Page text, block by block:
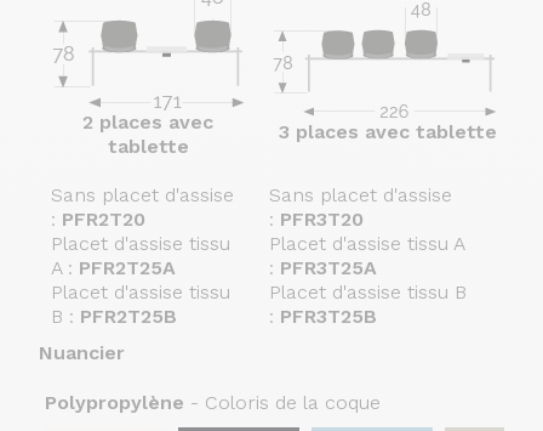
2 places avec
tablette
3 places avec tablette
Sans placet d'assise
: PFR2T20
Placet d'assise tissu
A : PFR2T25A
Placet d'assise tissu
B : PFR2T25B
Sans placet d'assise
: PFR3T20
Placet d'assise tissu A
: PFR3T25A
Placet d'assise tissu B
: PFR3T25B
Nuancier
Polypropylène - Coloris de la coque